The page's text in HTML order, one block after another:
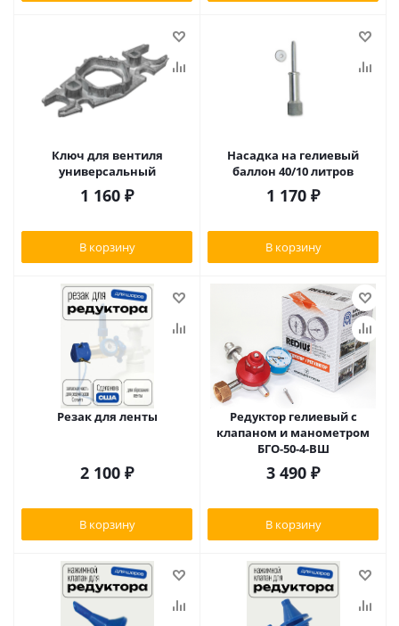
Ключ для вентиля
универсальный
1 160 ₽
В корзину
Насадка на гелиевый
баллон 40/10 литров
1 170 ₽
В корзину
Резак для ленты
2 100 ₽
В корзину
Редуктор гелиевый с
клапаном и манометром
БГО-50-4-ВШ
3 490 ₽
В корзину